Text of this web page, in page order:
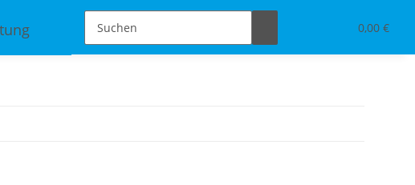
0,00 €
Schmuckdesign Tischdeko & Accessoires